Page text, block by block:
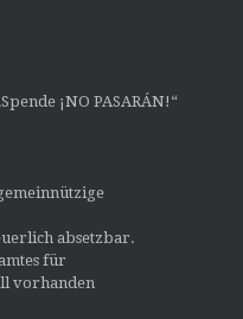
¡NO PASARÁN!“
absetzbar.
für
vorhanden